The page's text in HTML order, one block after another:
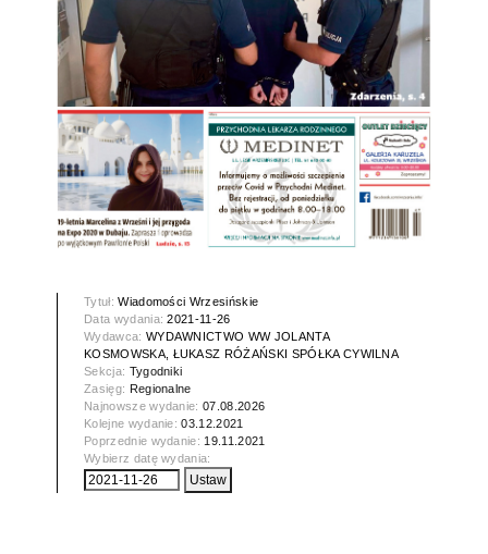
Tytuł:Wiadomości Wrzesińskie
Data wydania:2021-11-26
Wydawca: WYDAWNICTWO WW JOLANTA
KOSMOWSKA, ŁUKASZ RÓŻAŃSKI SPÓŁKA CYWILNA
Sekcja: Tygodniki
Zasięg: Regionalne
Najnowsze wydanie:07.08.2026
Kolejne wydanie:03.12.2021
Poprzednie wydanie: 19.11.2021
Wybierz datę wydania: